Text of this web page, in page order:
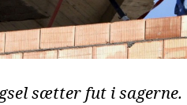
sætter fut i sagerne.